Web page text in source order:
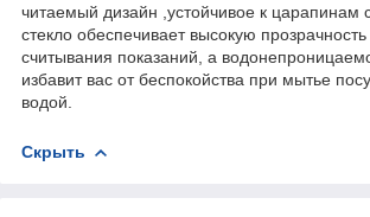
читаемый дизайн ,устойчивое к царапинам
стекло обеспечивает высокую прозрачность
считывания показаний, а
избавит вас от беспокойства при мытье
водой.
Скрыть